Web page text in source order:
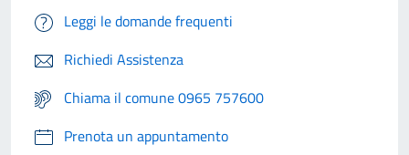
Leggi le domande frequenti
Richiedi Assistenza
Chiama il comune 0965 757600
Prenota un appuntamento